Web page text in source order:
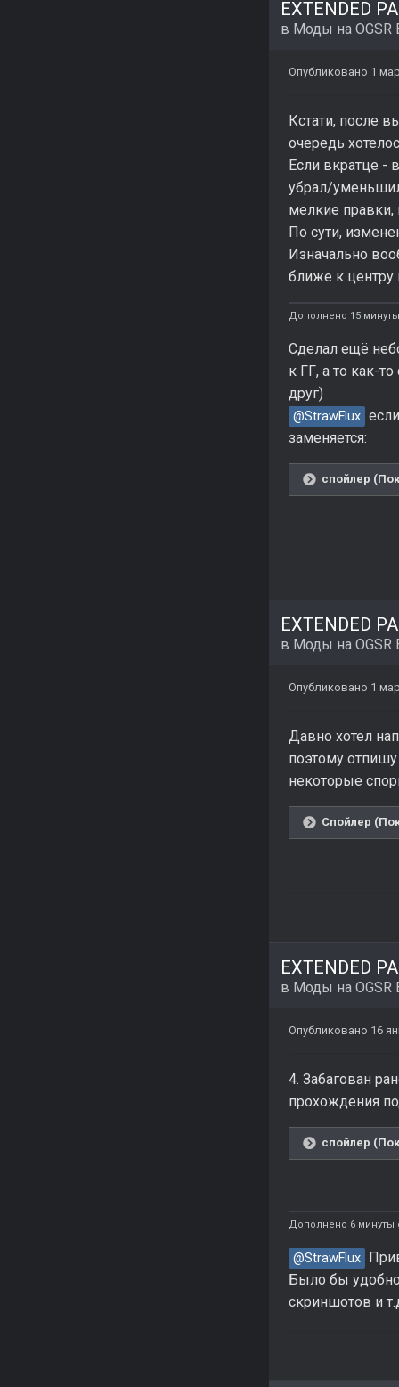
EXTENDED
в Моды на OGSR
Опубликовано 1
Кстати, после
очередь
Если вкратце -
убрал/
мелкие
По сути,
Изначально
ближе к центру
Дополнено 15
Сделал ещё
к ГГ, а то как-
друг)
@StrawFlux
заменяется:
спойлер
EXTENDED
в Моды на OGSR
Опубликовано 1
Давно хотел
поэтому
некоторые
Спойлер
EXTENDED
в Моды на OGSR
Опубликовано 16
4. Забагован
прохождения
спойлер
Дополнено 6 минуты
@StrawFlux
Было бы
скриншотов и